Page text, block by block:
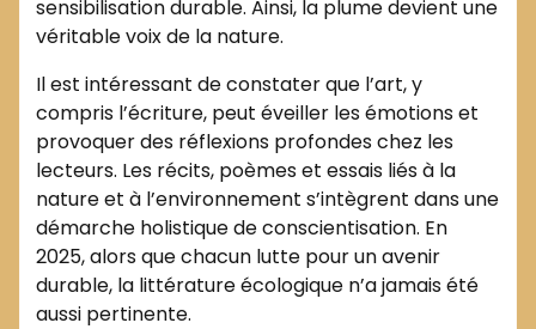
sensibilisation durable. Ainsi, la plume devient une
véritable voix de la nature.
Il est intéressant de constater que l’art, y
compris l’écriture, peut éveiller les émotions et
provoquer des réflexions profondes chez les
lecteurs. Les récits, poèmes et essais liés à la
nature et à l’environnement s’intègrent dans une
démarche holistique de conscientisation. En
2025, alors que chacun lutte pour un avenir
durable, la littérature écologique n’a jamais été
aussi pertinente.